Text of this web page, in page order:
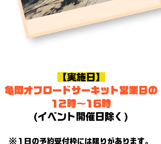
【実施日】
亀岡オフロードサーキット営業日の
12時～16時
​(イベント開催日除く)
※​１日の予約受付枠には限りがあります。